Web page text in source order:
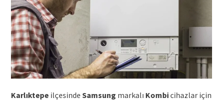
Karlıktepeilçesinde Samsung markalı Kombicihazlar için